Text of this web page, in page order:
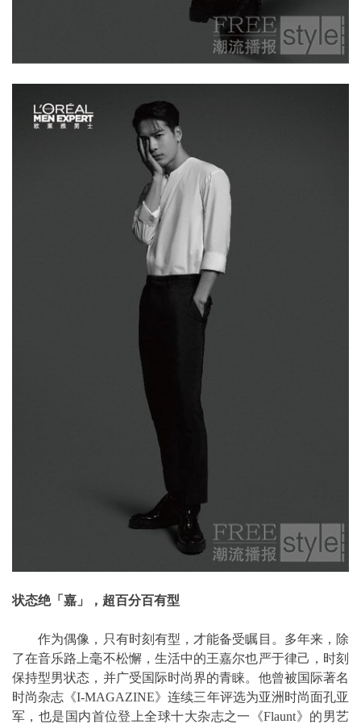
状态绝「嘉」，超百分百有型
作为偶像，只有时刻有型，才能备受瞩目。多年来，除
了在音乐路上毫不松懈，生活中的王嘉尔也严于律己，时刻
保持型男状态，并广受国际时尚界的青睐。他曾被国际著名
时尚杂志《I-MAGAZINE》连续三年评选为亚洲时尚面孔亚
军，也是国内首位登上全球十大杂志之一《Flaunt》的男艺